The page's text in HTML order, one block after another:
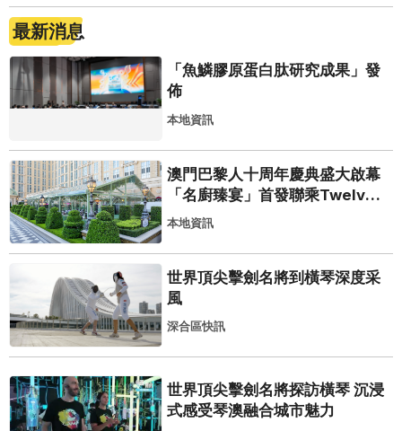
最新消息
「魚鱗膠原蛋白肽研究成果」發
佈
本地資訊
澳門巴黎人十周年慶典盛大啟幕
「名廚臻宴」首發聯乘Twelve
25演繹極致法式風雅
本地資訊
世界頂尖擊劍名將到橫琴深度采
風
深合區快訊
世界頂尖擊劍名將探訪橫琴 沉浸
式感受琴澳融合城市魅力